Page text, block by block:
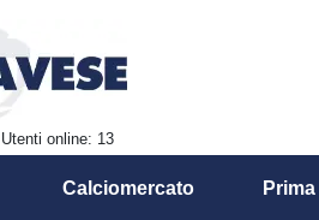
Utenti online: 13
Calciomercato